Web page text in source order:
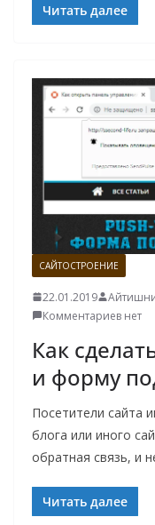
Читать далее
САЙТОСТРОЕНИЕ
22.01.2019
Комментариев нет
Как
и форму
Посетители сайта
блога или иного
обратная связь, и
Читать далее